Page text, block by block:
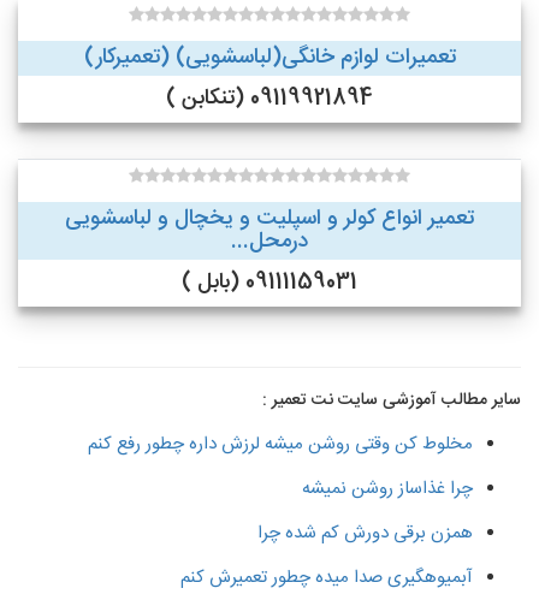
تعمیرات لوازم خانگی(لباسشویی) (تعمیرکار)
09119921894 (تنکابن )
تعمیر انواع کولر و اسپلیت و یخچال و لباسشویی
درمحل...
09111159031 (بابل )
سایر مطالب آموزشی سایت نت تعمیر :
مخلوط کن وقتی روشن میشه لرزش داره چطور رفع کنم
چرا غذاساز روشن نمیشه
همزن برقی دورش کم شده چرا
آبمیوهگیری صدا میده چطور تعمیرش کنم